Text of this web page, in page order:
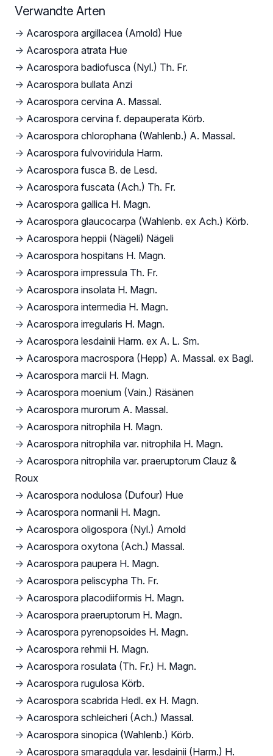
Verwandte Arten
→ Acarospora argillacea (Arnold) Hue
→ Acarospora atrata Hue
→ Acarospora badiofusca (Nyl.) Th. Fr.
→ Acarospora bullata Anzi
→ Acarospora cervina A. Massal.
→ Acarospora cervina f. depauperata Körb.
→ Acarospora chlorophana (Wahlenb.) A. Massal.
→ Acarospora fulvoviridula Harm.
→ Acarospora fusca B. de Lesd.
→ Acarospora fuscata (Ach.) Th. Fr.
→ Acarospora gallica H. Magn.
→ Acarospora glaucocarpa (Wahlenb. ex Ach.) Körb.
→ Acarospora heppii (Nägeli) Nägeli
→ Acarospora hospitans H. Magn.
→ Acarospora impressula Th. Fr.
→ Acarospora insolata H. Magn.
→ Acarospora intermedia H. Magn.
→ Acarospora irregularis H. Magn.
→ Acarospora lesdainii Harm. ex A. L. Sm.
→ Acarospora macrospora (Hepp) A. Massal. ex Bagl.
→ Acarospora marcii H. Magn.
→ Acarospora moenium (Vain.) Räsänen
→ Acarospora murorum A. Massal.
→ Acarospora nitrophila H. Magn.
→ Acarospora nitrophila var. nitrophila H. Magn.
→ Acarospora nitrophila var. praeruptorum Clauz &
Roux
→ Acarospora nodulosa (Dufour) Hue
→ Acarospora normanii H. Magn.
→ Acarospora oligospora (Nyl.) Arnold
→ Acarospora oxytona (Ach.) Massal.
→ Acarospora paupera H. Magn.
→ Acarospora peliscypha Th. Fr.
→ Acarospora placodiiformis H. Magn.
→ Acarospora praeruptorum H. Magn.
→ Acarospora pyrenopsoides H. Magn.
→ Acarospora rehmii H. Magn.
→ Acarospora rosulata (Th. Fr.) H. Magn.
→ Acarospora rugulosa Körb.
→ Acarospora scabrida Hedl. ex H. Magn.
→ Acarospora schleicheri (Ach.) Massal.
→ Acarospora sinopica (Wahlenb.) Körb.
→ Acarospora smaragdula var. lesdainii (Harm.) H.